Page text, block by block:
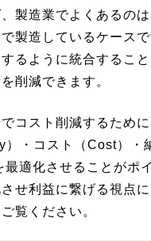
製造業でよくあるの
製造しているケース
るように統合するこ
削減できます。
コスト削減するため
）・コスト（Cost）・
最適化させることがポ
せ利益に繋げる視点
覧ください。